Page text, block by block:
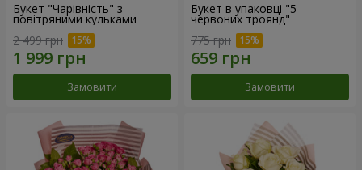
Букет "Чарівність" з
повітряними кульками
2 499 грн
Замовити
Букет в упаковці "5
червоних троянд"
775 грн
Замовити